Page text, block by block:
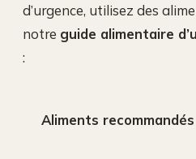
d’urgence, utilisez des
notre guide alimentaire
:
Aliments recommandés